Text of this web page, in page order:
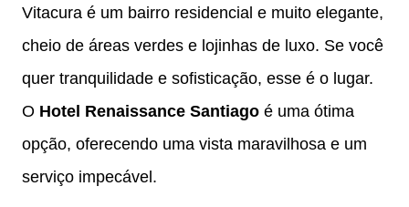
Vitacura é um bairro residencial e muito elegante,
cheio de áreas verdes e lojinhas de luxo. Se você
quer tranquilidade e sofisticação, esse é o lugar.
O Hotel Renaissance Santiago é uma ótima
opção, oferecendo uma vista maravilhosa e um
serviço impecável.